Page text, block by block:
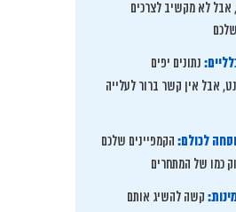
אבל לא מקשיב לצרכים
נתונים יפים
אבל אין קשר ברור לעלייה
הקמפיינים שלכם
כמו של המתחרים
קשה להשיג אותם